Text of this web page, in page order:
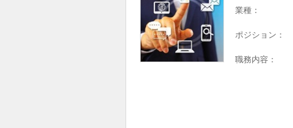
業種：
ポジション：
職務内容：